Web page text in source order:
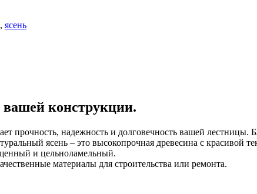
, ясень
вашей конструкции.
прочность, надежность и долговечность вашей лестницы.
ясень – это высокопрочная древесина с красивой
и цельноламельный.
материалы для строительства или ремонта.